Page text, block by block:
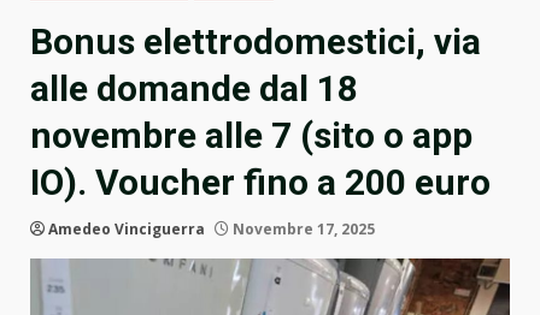
Bonus elettrodomestici, via
alle domande dal 18
novembre alle 7 (sito o app
IO). Voucher fino a 200 euro
Amedeo Vinciguerra Novembre 17, 2025